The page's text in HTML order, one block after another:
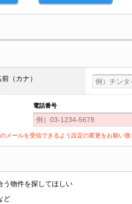
（カナ）
電話番号
ールを受信できるよう設定の変更をお願い致
う物件を探してほしい
ど